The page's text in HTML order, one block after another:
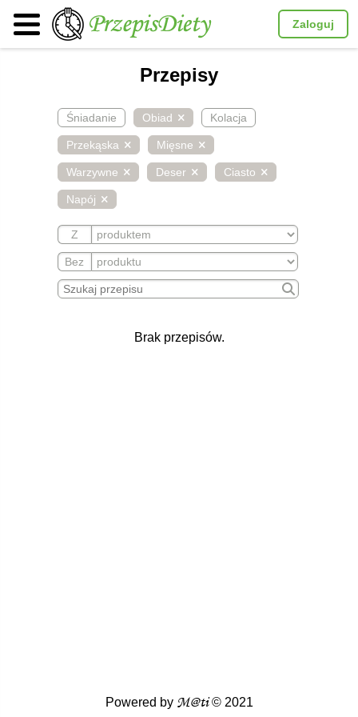
Zaloguj
Przepisy
Śniadanie Obiad Kolacja
Przekąska Mięsne
Warzywne Deser Ciasto
Napój
Z
Bez
Brak przepisów.
Powered by M@ti© 2021